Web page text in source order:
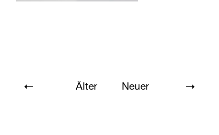
Älter Neuer